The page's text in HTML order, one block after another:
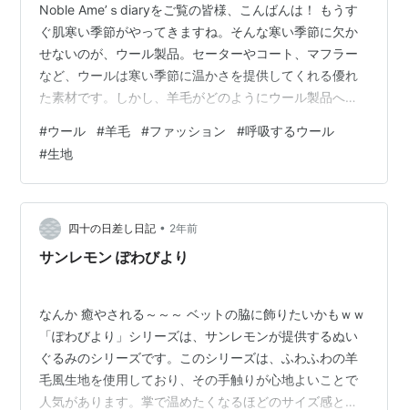
Noble Ame’ｓdiaryをご覧の皆様、こんばんは！ もうす
ぐ肌寒い季節がやってきますね。そんな寒い季節に欠か
せないのが、ウール製品。セーターやコート、マフラー
など、ウールは寒い季節に温かさを提供してくれる優れ
た素材です。しかし、羊毛がどのようにウール製品へと
をご存知でしょうか？この記事では、羊毛からウールに
なるまでの工程と、ウールの特長である「呼吸する」性
質について詳しく解説していきます。 ウール100％ 生地
布 無地 アイボリー 1m単位での延長可能 スカーフやスト
ールに 布地専門店 kijiya /pw689 ノーブランド品 Am…
#ウール #羊毛 #ファッション #呼吸するウール
#生地
四十の日差し日記 • 2年前
サンレモン ぽわびより
なんか 癒やされる～～～ ベットの脇に飾りたいかもｗｗ
「ぽわびより」シリーズは、サンレモンが提供するぬい
ぐるみのシリーズです。このシリーズは、ふわふわの羊
毛風生地を使用しており、その手触りが心地よいことで
人気があります。掌で温めたくなるほどのサイズ感とデ